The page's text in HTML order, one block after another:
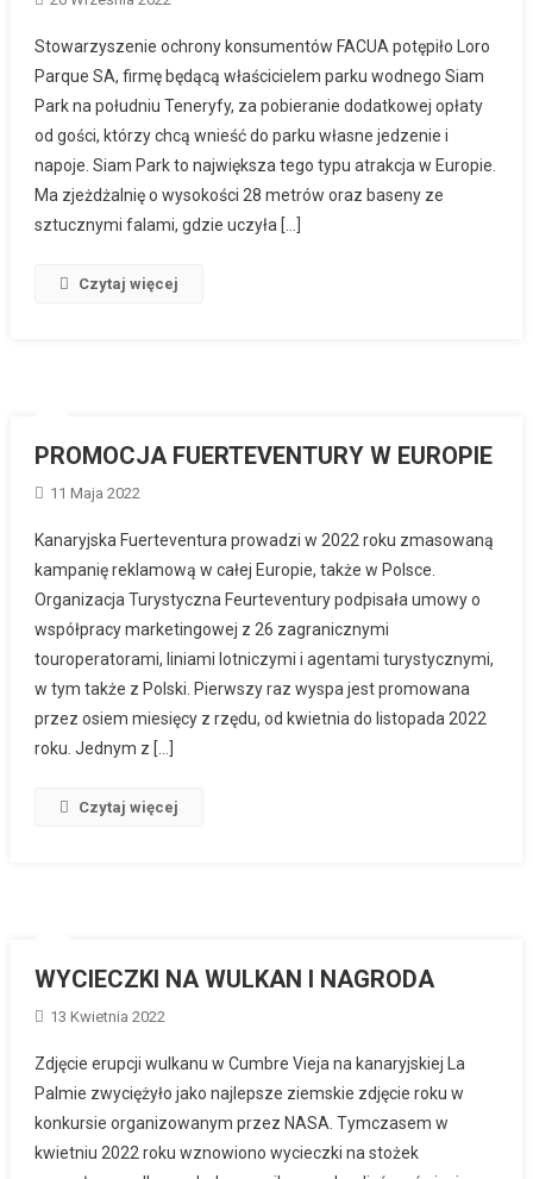
Stowarzyszenie ochrony konsumentów FACUA potępiło Loro
Parque SA, firmę będącą właścicielem parku wodnego Siam
Park na południu Teneryfy, za pobieranie dodatkowej opłaty
od gości, którzy chcą wnieść do parku własne jedzenie i
napoje. Siam Park to największa tego typu atrakcja w Europie.
Ma zjeżdżalnię o wysokości 28 metrów oraz baseny ze
sztucznymi falami, gdzie uczyła […]
Czytaj więcej
PROMOCJA FUERTEVENTURY W EUROPIE
11 Maja 2022
Kanaryjska Fuerteventura prowadzi w 2022 roku zmasowaną
kampanię reklamową w całej Europie, także w Polsce.
Organizacja Turystyczna Feurteventury podpisała umowy o
współpracy marketingowej z 26 zagranicznymi
touroperatorami, liniami lotniczymi i agentami turystycznymi,
w tym także z Polski. Pierwszy raz wyspa jest promowana
przez osiem miesięcy z rzędu, od kwietnia do listopada 2022
roku. Jednym z […]
Czytaj więcej
WYCIECZKI NA WULKAN I NAGRODA
13 Kwietnia 2022
Zdjęcie erupcji wulkanu w Cumbre Vieja na kanaryjskiej La
Palmie zwyciężyło jako najlepsze ziemskie zdjęcie roku w
konkursie organizowanym przez NASA. Tymczasem w
kwietniu 2022 roku wznowiono wycieczki na stożek